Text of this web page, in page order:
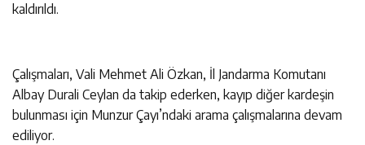
kaldırıldı.
Çalışmaları, Vali Mehmet Ali Özkan, İl Jandarma Komutanı
Albay Durali Ceylan da takip ederken, kayıp diğer kardeşin
bulunması için Munzur Çayı’ndaki arama çalışmalarına devam
ediliyor.